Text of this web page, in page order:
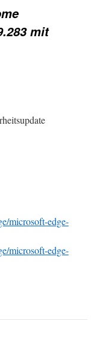
mit
microsoft-edge-
microsoft-edge-